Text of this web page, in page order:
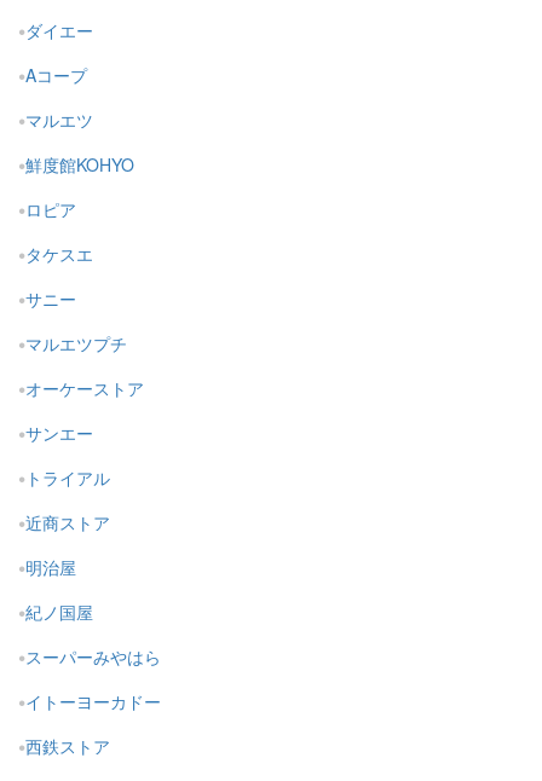
ダイエー
Aコープ
マルエツ
鮮度館KOHYO
ロピア
タケスエ
サニー
マルエツプチ
オーケーストア
サンエー
トライアル
近商ストア
明治屋
紀ノ国屋
スーパーみやはら
イトーヨーカドー
西鉄ストア